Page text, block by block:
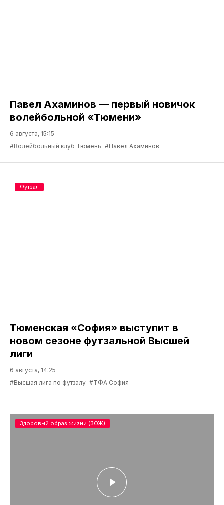
Павел Ахаминов — первый новичок
волейбольной «Тюмени»
6 августа, 15:15
#Волейбольный клуб Тюмень #Павел Ахаминов
Тюменская «София» выступит в
новом сезоне футзальной Высшей
лиги
6 августа, 14:25
#Высшая лига по футзалу #ТФА София
Футзал
Здоровый образ жизни (ЗОЖ)